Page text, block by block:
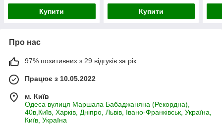
Купити Купити
Про нас
97% позитивних з 29 відгуків за рік
Працює з 10.05.2022
м. Київ
Одеса вулиця Маршала Бабаджаняна (Рекордна),
40в,Київ, Харків, Дніпро, Львів, Івано-Франківськ, Україна,
Київ, Україна